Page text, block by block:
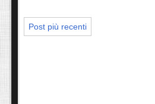
Post più recenti